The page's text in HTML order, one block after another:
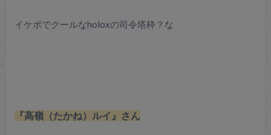
イケボでクールなholoxの司令塔枠？な
『高嶺（たかね）ルイ』さん